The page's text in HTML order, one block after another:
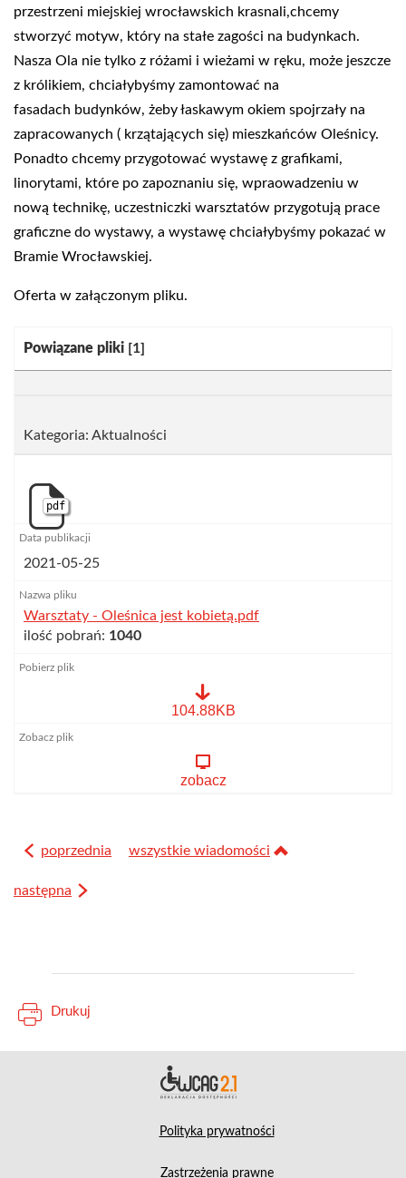
przestrzeni miejskiej wrocławskich krasnali,chcemy
stworzyć motyw, który na stałe zagości na budynkach.
Nasza Ola nie tylko z różami i wieżami w ręku, może jeszcze
z królikiem, chciałybyśmy zamontować na
fasadach budynków, żeby łaskawym okiem spojrzały na
zapracowanych ( krzątających się) mieszkańców Oleśnicy.
Ponadto chcemy przygotować wystawę z grafikami,
linorytami, które po zapoznaniu się, wpraowadzeniu w
nową technikę, uczestniczki warsztatów przygotują prace
graficzne do wystawy, a wystawę chciałybyśmy pokazać w
Bramie Wrocławskiej.
Oferta w załączonym pliku.
Kategoria:
Powiązane pliki [1]
Kategoria: Aktualności
pdf
2021-05-25
Warsztaty - Oleśnica jest kobietą.pdf
ilość pobrań: 1040
Oleśnica
104.88KB
zobacz
poprzednia wszystkie wiadomości
następna
Drukuj
Polityka prywatności
Zastrzeżenia prawne